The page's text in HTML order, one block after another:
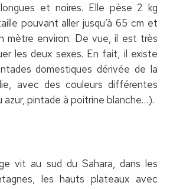
et noires. Elle pèse 2 kg
pouvant aller jusqu’à 65 cm et
mètre environ. De vue, il est très
les deux sexes. En fait, il existe
domestiques dérivée de la
avec des couleurs différentes
azur, pintade à poitrine blanche…).
vit au sud du Sahara, dans les
les hauts plateaux avec